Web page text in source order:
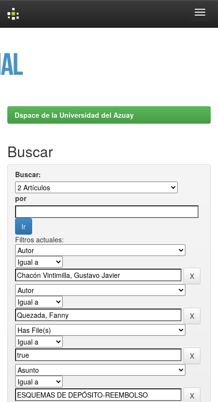
Dspace de la Universidad del Azuay
Buscar
Buscar:
por
Filtros actuales: